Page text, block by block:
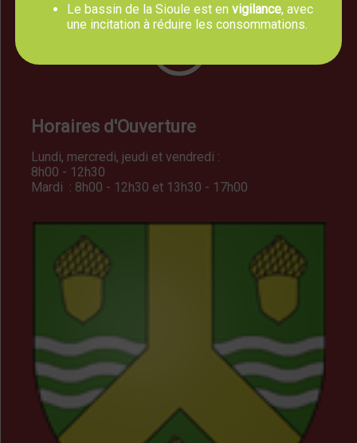
Horaires d'Ouverture
Lundi, mercredi, jeudi et vendredi :
8h00 - 12h30
Mardi : 8h00 - 12h30 et 13h30 - 17h00
Le bassin de la Sioule est en vigilance, avec
une incitation à réduire les consommations.